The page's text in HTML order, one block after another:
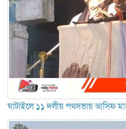
ঘাটাইলে ১১ দলীয় পথসভায় আসিফ